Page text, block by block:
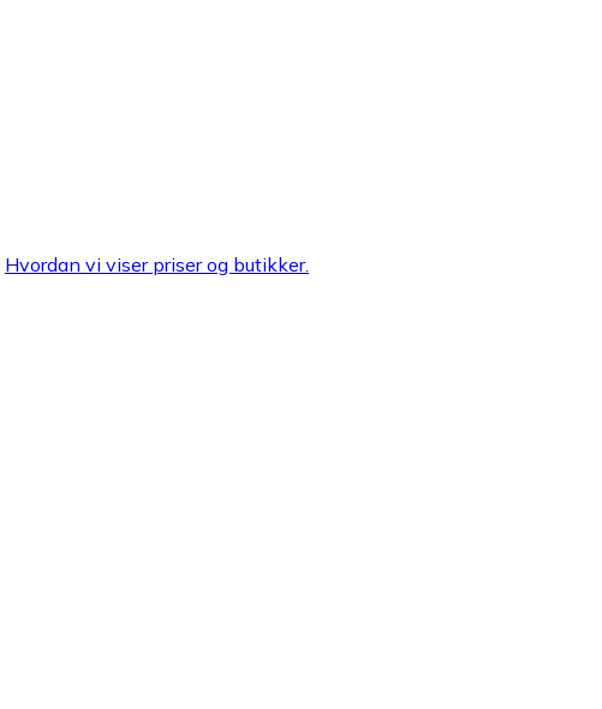
Hvordan vi viser priser og butikker.